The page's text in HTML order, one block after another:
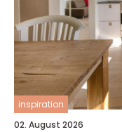
inspiration
02. August 2026